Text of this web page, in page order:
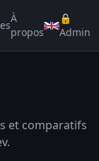
À
propos
🔒
Admin
et comparatifs